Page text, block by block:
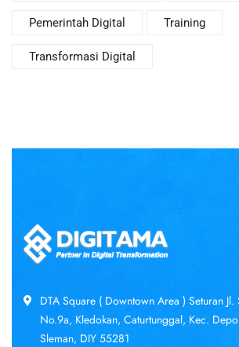
Pemerintah Digital Training
Transformasi Digital
DTA Square ( Downtown Area ) Seturan Jl.
No.9a, Kledokan, Caturtunggal, Kec.
Sleman, DIY 55281